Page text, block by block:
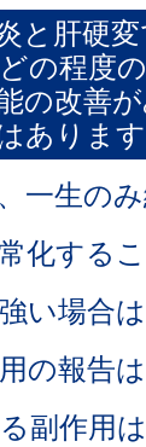
と肝硬
の程度
の改善
ありま
一生の
化する
い場合
の報告
副作用